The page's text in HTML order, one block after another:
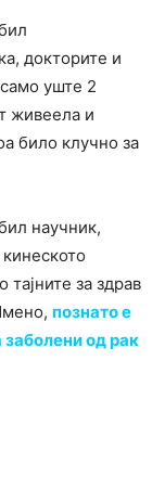
докторите и
уште 2
живеела и
било клучно за
научник,
за здрав
познато е
од рак